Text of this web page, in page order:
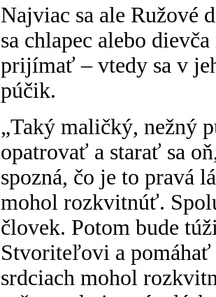
Najviac sa ale Ružové
sa chlapec alebo
prijímať – vtedy sa v
púčik.
„Taký maličký, nežný
opatrovať a starať sa
spozná, čo je to pravá
mohol rozkvitnúť.
človek. Potom bude
Stvoriteľovi a
srdciach mohol